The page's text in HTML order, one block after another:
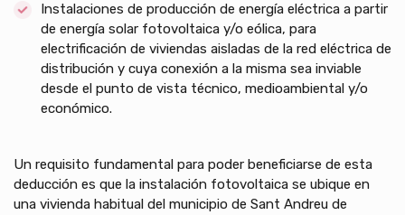
Instalaciones de producción de energía eléctrica a partir
de energía solar fotovoltaica y/o eólica, para
electrificación de viviendas aisladas de la red eléctrica de
distribución y cuya conexión a la misma sea inviable
desde el punto de vista técnico, medioambiental y/o
económico.
Un requisito fundamental para poder beneficiarse de esta
deducción es que la instalación fotovoltaica se ubique en
una vivienda habitual del municipio de Sant Andreu de